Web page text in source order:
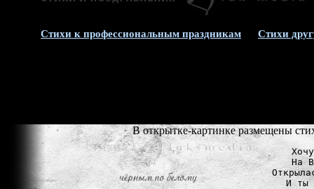
Стихи к профессиональным праздникам Стихи
В открытке-картинке размещены
На
И ты